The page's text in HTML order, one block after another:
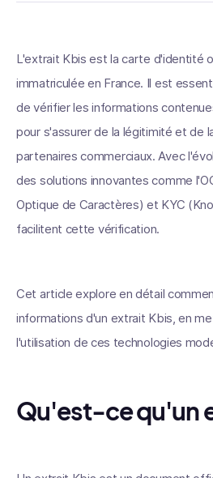
L'extrait Kbis est la carte d'identité
immatriculée en France. Il est
de vérifier les informations
pour s'assurer de la légitimité et de
partenaires commerciaux. Avec
des solutions innovantes comme
Optique de Caractères) et KYC
facilitent cette vérification.
Cet article explore en détail
informations d'un extrait Kbis, en
l'utilisation de ces technologies
Qu'est-ce qu'un